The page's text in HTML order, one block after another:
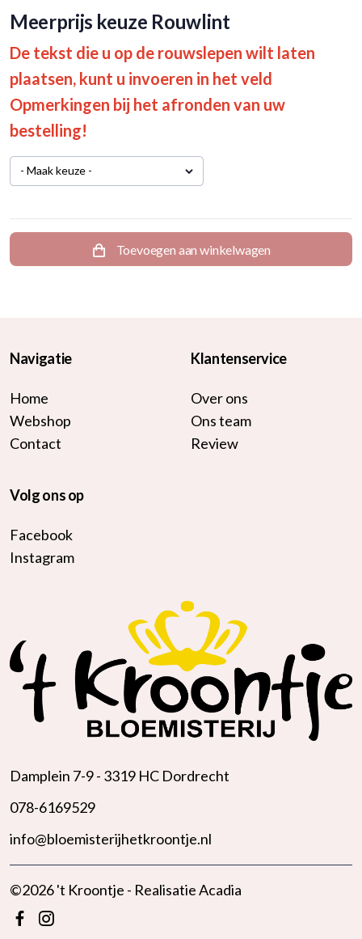
Meerprijs keuze Rouwlint
De tekst die u op de rouwslepen wilt laten
plaatsen, kunt u invoeren in het veld
Opmerkingen bij het afronden van uw
bestelling!
- Maak keuze -
Toevoegen aan winkelwagen
Navigatie
Home
Webshop
Contact
Klantenservice
Over ons
Ons team
Review
Volg ons op
Facebook
Instagram
Damplein 7-9 - 3319 HC Dordrecht
078-6169529
info@bloemisterijhetkroontje.nl
©2026 't Kroontje - RealisatieAcadia